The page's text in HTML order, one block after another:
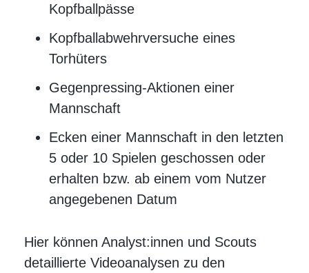
Kopfballpässe
Kopfballabwehrversuche eines
Torhüters
Gegenpressing-Aktionen einer
Mannschaft
Ecken einer Mannschaft in den letzten
5 oder 10 Spielen geschossen oder
erhalten bzw. ab einem vom Nutzer
angegebenen Datum
Hier können Analyst:innen und Scouts
detaillierte Videoanalysen zu den